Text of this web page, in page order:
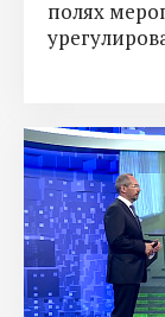
полях